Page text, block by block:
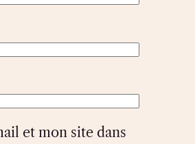
et mon site dans